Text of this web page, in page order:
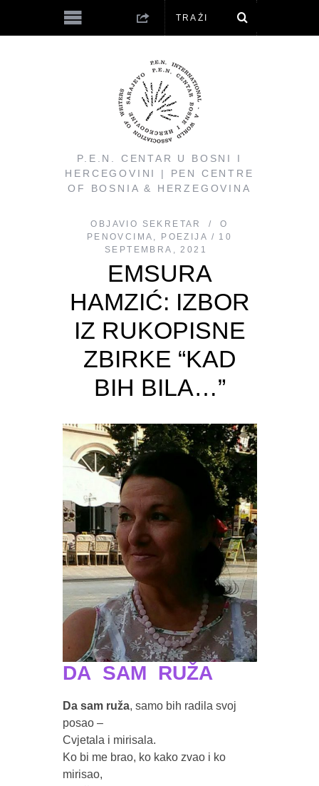
P.E.N. CENTAR U BOSNI I
HERCEGOVINI | PEN CENTRE
OF BOSNIA & HERZEGOVINA
OBJAVIO SEKRETAR
O
PENOVCIMA , POEZIJA
10
SEPTEMBRA, 2021
EMSURA
HAMZIĆ: IZBOR
IZ RUKOPISNE
ZBIRKE “KAD
BIH BILA…”
DA SAM RUŽA
Da sam ruža, samo bih radila svoj
posao –
Cvjetala i mirisala.
Ko bi me brao, ko kako zvao i ko
mirisao,